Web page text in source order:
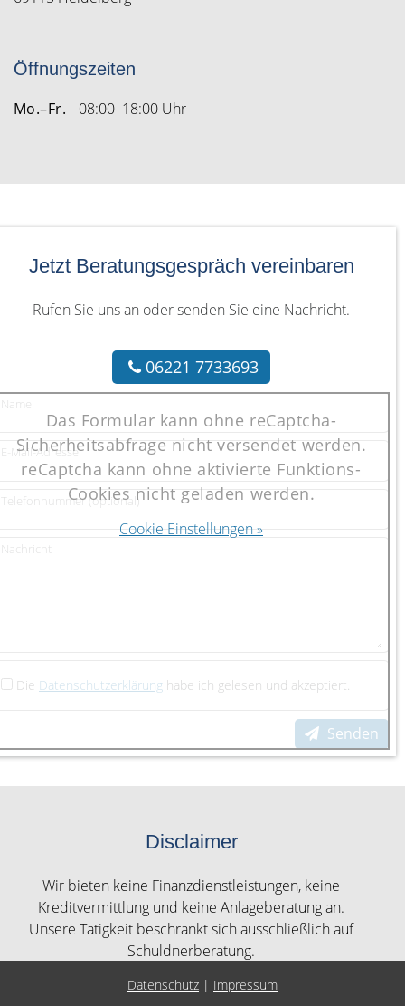
Öffnungszeiten
Mo.–Fr.
08:00–18:00 Uhr
Jetzt Beratungsgespräch vereinbaren
Rufen Sie uns an oder senden Sie eine Nachricht.
06221 7733693
Name
E-Mail-Adresse
Telefonnummer (optional)
Nachricht
Die Datenschutzerklärung habe ich gelesen und akzeptiert.
Senden
Das Formular kann ohne reCaptcha-
Sicherheitsabfrage nicht versendet werden.
reCaptcha kann ohne aktivierte Funktions-
Cookies nicht geladen werden.
Cookie Einstellungen »
Disclaimer
Wir bieten keine Finanzdienstleistungen, keine
Kreditvermittlung und keine Anlageberatung an.
Unsere Tätigkeit beschränkt sich ausschließlich auf
Schuldnerberatung.
Datenschutz | Impressum